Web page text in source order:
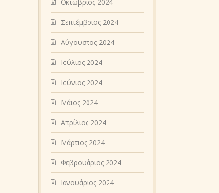
Οκτώβριος 2024
Σεπτέμβριος 2024
Αύγουστος 2024
Ιούλιος 2024
Ιούνιος 2024
Μάιος 2024
Απρίλιος 2024
Μάρτιος 2024
Φεβρουάριος 2024
Ιανουάριος 2024